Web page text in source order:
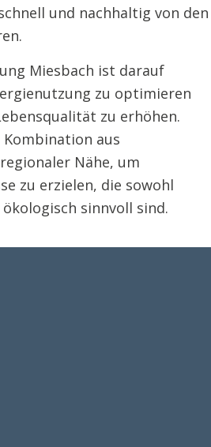
und nachhaltig von den
Miesbach ist darauf
zu optimieren
zu erhöhen.
aus
Nähe, um
zu erzielen, die sowohl
sinnvoll sind.